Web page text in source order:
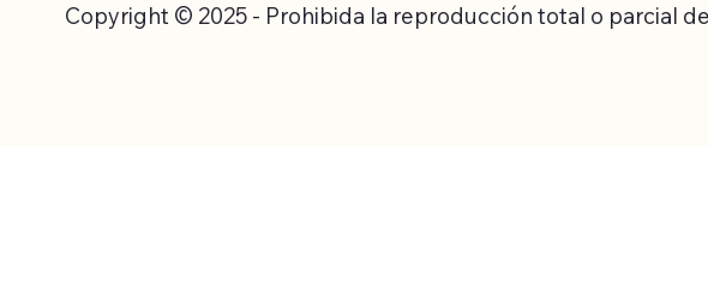
Copyright © 2025 - Prohibida la reproducción total o parcial